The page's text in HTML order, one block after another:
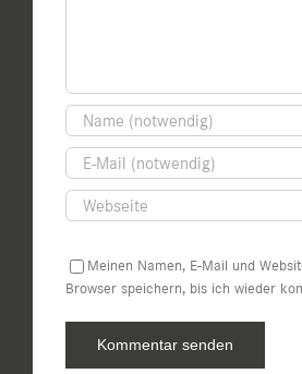
Meinen Namen, E-Mail und
Browser speichern, bis ich wieder